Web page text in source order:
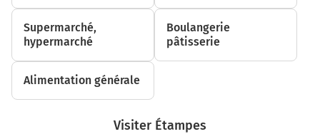
Au rond-point, prendre la 1ère sortie sur Quai de
l'Apport Paris et continuer sur 1,3 kilomètre
550 m
Au rond-point, prendre la 1ère sortie sur Quai de
1,8 km
Supermarché,
hypermarché
Boulangerie
pâtisserie
Alimentation générale
Visiter Étampes